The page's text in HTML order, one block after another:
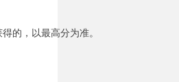
的，以最高分为准。